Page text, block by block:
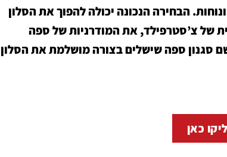
הבחירה הנכונה יכולה להפוך את הסלון
של צ’סטרפילד, את המודרניות של ספה
סגנון ספה שישלים בצורה מושלמת את הסלון
כאן